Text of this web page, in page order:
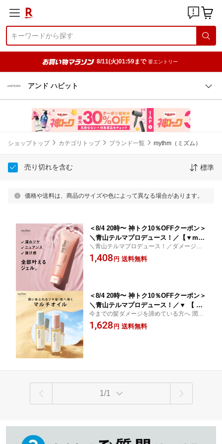
8/11(火)01:59まで 要エントリー
アンド ハビット
ショップトップ カテゴリトップ ブランド一覧 mythm（ミズム）
売り切れを含む 標準
価格や送料は、商品のサイズや色によって異なる場合があります。
＜8/4 20時〜 神トク10％OFFクーポン＞
＼青山テルマプロデュース！／【▼myt
hm グロッシーパールジェル】 送料無料
ミズム みずむ スタイリング ジェル ヘ
＼青山テルマプロデュース！／ダメージ補
修しながら使えるスタイリングジェル
1,408円 送料無料
＜8/4 20時〜 神トク10％OFFクーポン＞
＼青山テルマプロデュース！／▼ 【 my
thm マルチユースヘアオイル】 送料無
料 ミズム みずむ マルチオイル ヘアオ
今までの髪ダメージを諦めている方へ 潤い
あふれるツヤ髪・肌へ導く
1,628円 送料無料
1/1